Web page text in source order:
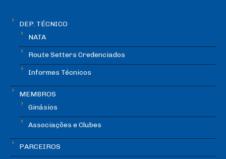
DEP. TÉCNICO
NATA
Route Setters Credenciados
Informes Técnicos
MEMBROS
Ginásios
Associações e Clubes
PARCEIROS